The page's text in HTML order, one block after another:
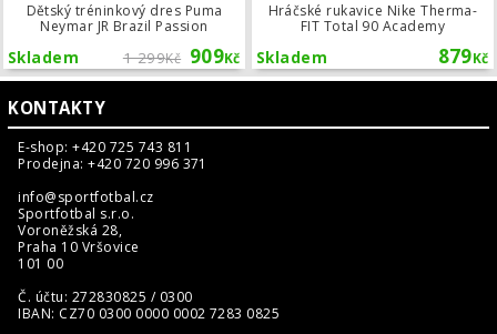
Dětský tréninkový dres Puma
Neymar JR Brazil Passion
1 299Kč 909Kč
Skladem
Hráčské rukavice Nike Therma-
FIT Total 90 Academy
879Kč
Skladem
KONTAKTY
E-shop: +420 725 743 811
Prodejna: +420 720 996 371
info@sportfotbal.cz
Sportfotbal s.r.o.
Voroněžská 28,
Praha 10 Vršovice
101 00
Č. účtu: 272830825 / 0300
IBAN: CZ70 0300 0000 0002 7283 0825